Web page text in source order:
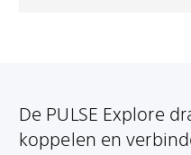
De PULSE Explore
koppelen en